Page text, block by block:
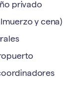
privado
y cena)